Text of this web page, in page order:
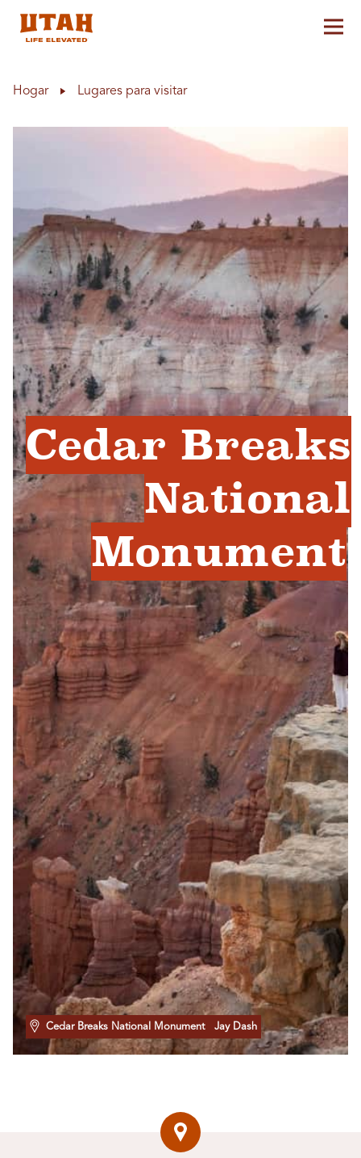
Hogar Lugares para visitar
Cedar Breaks
National
Monument
Cedar Breaks National Monument Jay Dash